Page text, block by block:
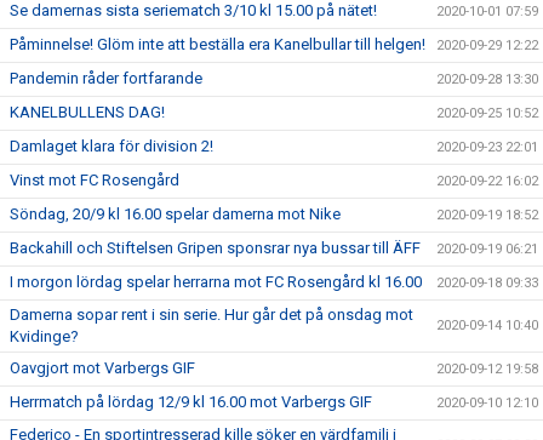
Se damernas sista seriematch 3/10 kl 15.00 på nätet! 2020-10-01 07:59
Påminnelse! Glöm inte att beställa era Kanelbullar till helgen! 2020-09-29 12:22
Pandemin råder fortfarande 2020-09-28 13:30
KANELBULLENS DAG! 2020-09-25 10:52
Damlaget klara för division 2! 2020-09-23 22:01
Vinst mot FC Rosengård 2020-09-22 16:02
Söndag, 20/9 kl 16.00 spelar damerna mot Nike 2020-09-19 18:52
Backahill och Stiftelsen Gripen sponsrar nya bussar till ÄFF 2020-09-19 06:21
I morgon lördag spelar herrarna mot FC Rosengård kl 16.00 2020-09-18 09:33
Damerna sopar rent i sin serie. Hur går det på onsdag mot
Kvidinge?
2020-09-14 10:40
Oavgjort mot Varbergs GIF 2020-09-12 19:58
Herrmatch på lördag 12/9 kl 16.00 mot Varbergs GIF 2020-09-10 12:10
Federico - En sportintresserad kille söker en värdfamilj i